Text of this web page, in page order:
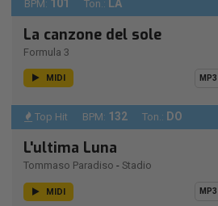
BPM: 101 Ton.: LA
La canzone del sole
Formula 3
MIDI MP3
Top Hit BPM: 132 Ton.: DO
L'ultima Luna
Tommaso Paradiso - Stadio
MIDI MP3